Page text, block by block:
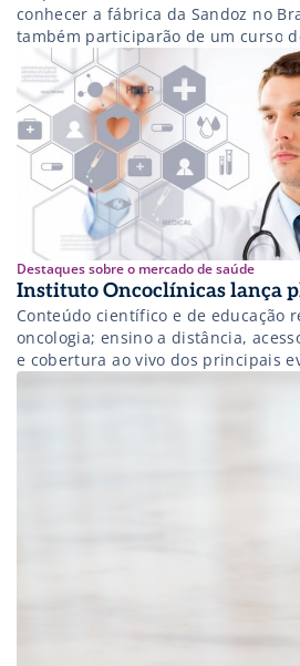
conhecer a fábrica da Sandoz no
também participarão de um curso de Farmácia Clínica
realizado em parceria com a
Londrina (UEL)
Destaques sobre o mercado de saúde
Instituto Oncoclínicas lança
Conteúdo científico e de educação
oncologia; ensino a distância,
e cobertura ao vivo dos principais
segmento estão entre os materiais